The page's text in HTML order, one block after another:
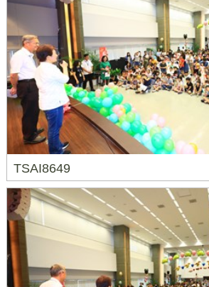
TSAI8649